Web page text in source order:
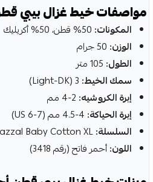
مواصفات خيط غزال بيبي
المكونات:
الوزن:
الطول:
سمك الخيط:
إبرة الكروشيه:
إبرة الحياكة:
السلسلة:
اللون:أحمر فاتح (رقم 3418)